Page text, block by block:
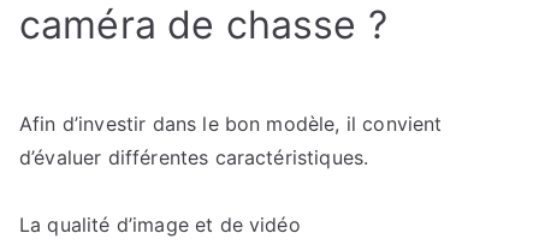
caméra de chasse ?
Afin d’investir dans le bon modèle, il convient
d’évaluer différentes caractéristiques.
La qualité d’image et de vidéo